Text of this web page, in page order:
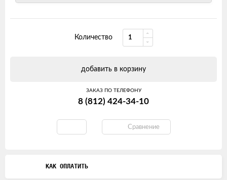
Количество
добавить в корзину
ЗАКАЗ ПО ТЕЛЕФОНУ
8 (812) 424-34-10
Сравнение
КАК ОПЛАТИТЬ